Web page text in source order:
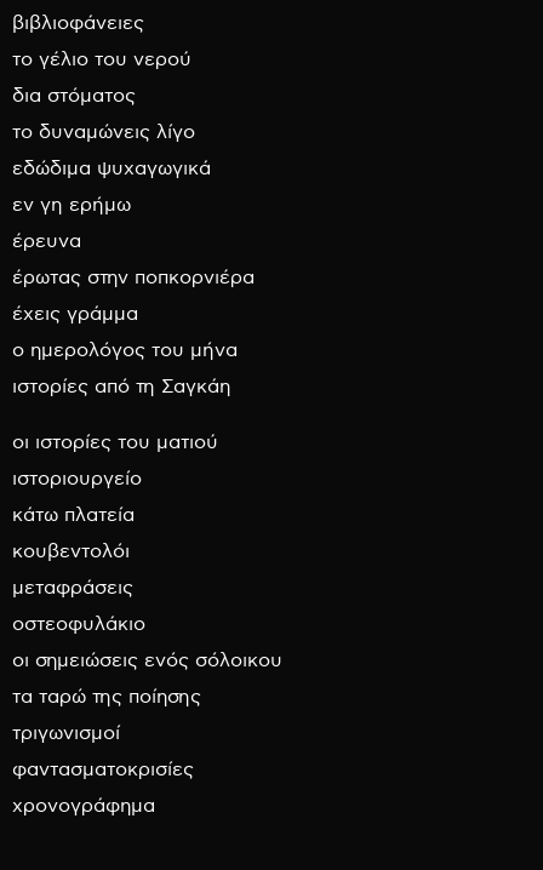
βιβλιοφάνειες
το γέλιο του νερού
δια στόματος
το δυναμώνεις λίγο
εδώδιμα ψυχαγωγικά
εν γη ερήμω
έρευνα
έρωτας στην ποπκορνιέρα
έχεις γράμμα
ο ημερολόγος του μήνα
ιστορίες από τη Σαγκάη
οι ιστορίες του ματιού
ιστοριουργείο
κάτω πλατεία
κουβεντολόι
μεταφράσεις
οστεοφυλάκιο
οι σημειώσεις ενός σόλοικου
τα ταρώ της ποίησης
τριγωνισμοί
φαντασματοκρισίες
χρονογράφημα